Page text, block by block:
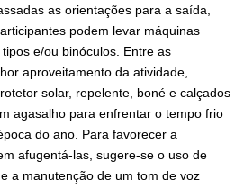
as orientações para a saída,
podem levar máquinas
e/ou binóculos. Entre as
aproveitamento da atividade,
solar, repelente, boné e calçados
agasalho para enfrentar o tempo frio
do ano. Para favorecer a
afugentá-las, sugere-se o uso de
a manutenção de um tom de voz